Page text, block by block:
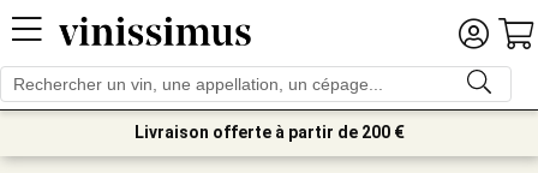
Livraison offerte à partir de 200 €